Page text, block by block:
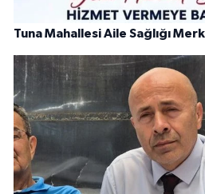
Tuna Mahallesi Aile Sağlığı